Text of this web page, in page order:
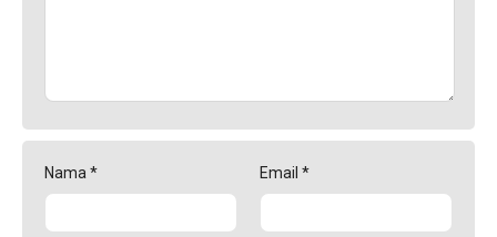
Nama * Email *